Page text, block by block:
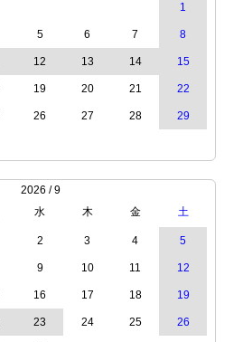
1
5 6 7 8
12 13 14 15
19 20 21 22
26 27 28 29
2026 / 9
水 木 金 土
2 3 4 5
9 10 11 12
16 17 18 19
23 24 25 26